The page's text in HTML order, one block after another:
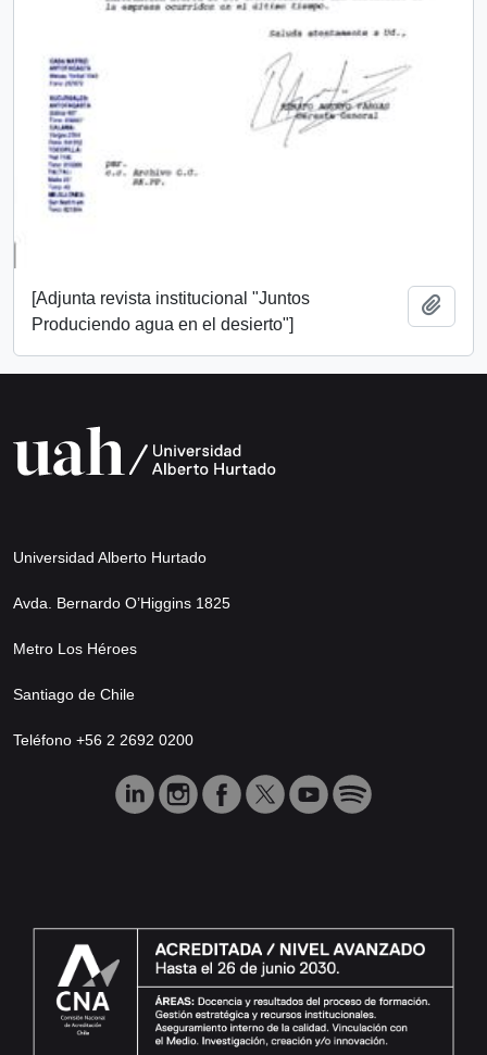
[Adjunta revista institucional "Juntos
Produciendo agua en el desierto"]
Universidad Alberto Hurtado
Avda. Bernardo O’Higgins 1825
Metro Los Héroes
Santiago de Chile
Teléfono +56 2 2692 0200